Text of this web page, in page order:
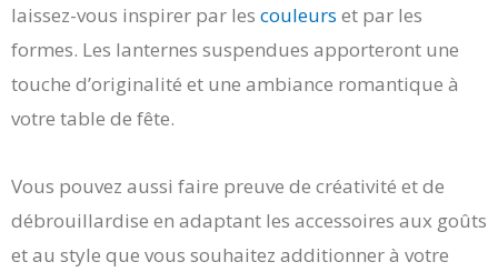
laissez-vous inspirer par les couleurs et par les
formes. Les lanternes suspendues apporteront une
touche d’originalité et une ambiance romantique à
votre table de fête.
Vous pouvez aussi faire preuve de créativité et de
débrouillardise en adaptant les accessoires aux goûts
et au style que vous souhaitez additionner à votre